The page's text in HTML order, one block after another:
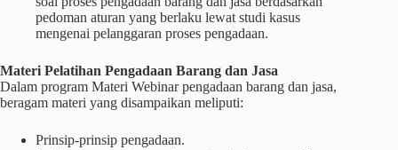
pedoman aturan yang berlaku lewat studi kasus
mengenai pelanggaran proses pengadaan.
Materi Pelatihan Pengadaan Barang dan Jasa
Dalam program Materi Webinar pengadaan barang dan jasa,
beragam materi yang disampaikan meliputi:
Prinsip-prinsip pengadaan.